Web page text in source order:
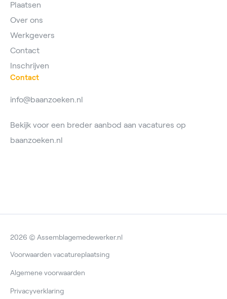
Plaatsen
Over ons
Werkgevers
Contact
Inschrijven
Contact
info@baanzoeken.nl
Bekijk voor een breder aanbod aan vacatures op
baanzoeken.nl
2026 © Assemblagemedewerker.nl
Voorwaarden vacatureplaatsing
Algemene voorwaarden
Privacyverklaring